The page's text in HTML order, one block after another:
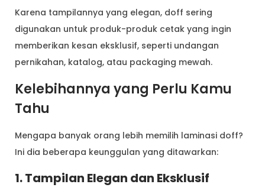
Karena tampilannya yang elegan, doff sering
digunakan untuk produk-produk cetak yang ingin
memberikan kesan eksklusif, seperti undangan
pernikahan, katalog, atau packaging mewah.
Kelebihannya yang Perlu Kamu
Tahu
Mengapa banyak orang lebih memilih laminasi doff?
Ini dia beberapa keunggulan yang ditawarkan:
1. Tampilan Elegan dan Eksklusif